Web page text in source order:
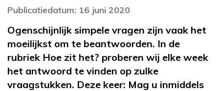
Publicatiedatum: 16 juni 2020
Ogenschijnlijk simpele vragen zijn vaak het
moeilijkst om te beantwoorden. In de
rubriek Hoe zit het? proberen wij elke week
het antwoord te vinden op zulke
vraagstukken. Deze keer: Mag u inmiddels